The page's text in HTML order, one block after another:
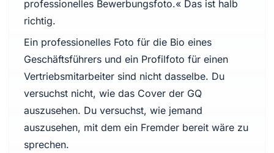
professionelles Bewerbungsfoto.« Das ist halb
richtig.
Ein professionelles Foto für die Bio eines
Geschäftsführers und ein Profilfoto für einen
Vertriebsmitarbeiter sind nicht dasselbe. Du
versuchst nicht, wie das Cover der GQ
auszusehen. Du versuchst, wie jemand
auszusehen, mit dem ein Fremder bereit wäre zu
sprechen.